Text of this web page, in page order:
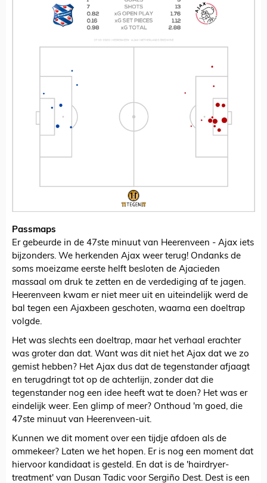
Passmaps
Er gebeurde in de 47ste minuut van Heerenveen - Ajax iets
bijzonders. We herkenden Ajax weer terug! Ondanks de
soms moeizame eerste helft besloten de Ajacieden
massaal om druk te zetten en de verdediging af te jagen.
Heerenveen kwam er niet meer uit en uiteindelijk werd de
bal tegen een Ajaxbeen geschoten, waarna een doeltrap
volgde.
Het was slechts een doeltrap, maar het verhaal erachter
was groter dan dat. Want was dit niet het Ajax dat we zo
gemist hebben? Het Ajax dus dat de tegenstander afjaagt
en terugdringt tot op de achterlijn, zonder dat die
tegenstander nog een idee heeft wat te doen? Het was er
eindelijk weer. Een glimp of meer? Onthoud 'm goed, die
47ste minuut van Heerenveen-uit.
Kunnen we dit moment over een tijdje afdoen als de
ommekeer? Laten we het hopen. Er is nog een moment dat
hiervoor kandidaat is gesteld. En dat is de 'hairdryer-
treatment' van Dusan Tadic voor Sergiño Dest. Dest is een